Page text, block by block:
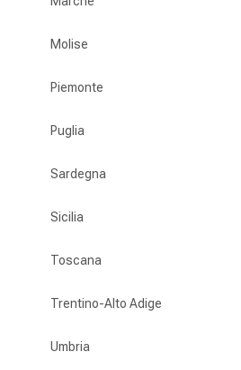
Molise
Piemonte
Puglia
Sardegna
Sicilia
Toscana
Trentino-Alto Adige
Umbria